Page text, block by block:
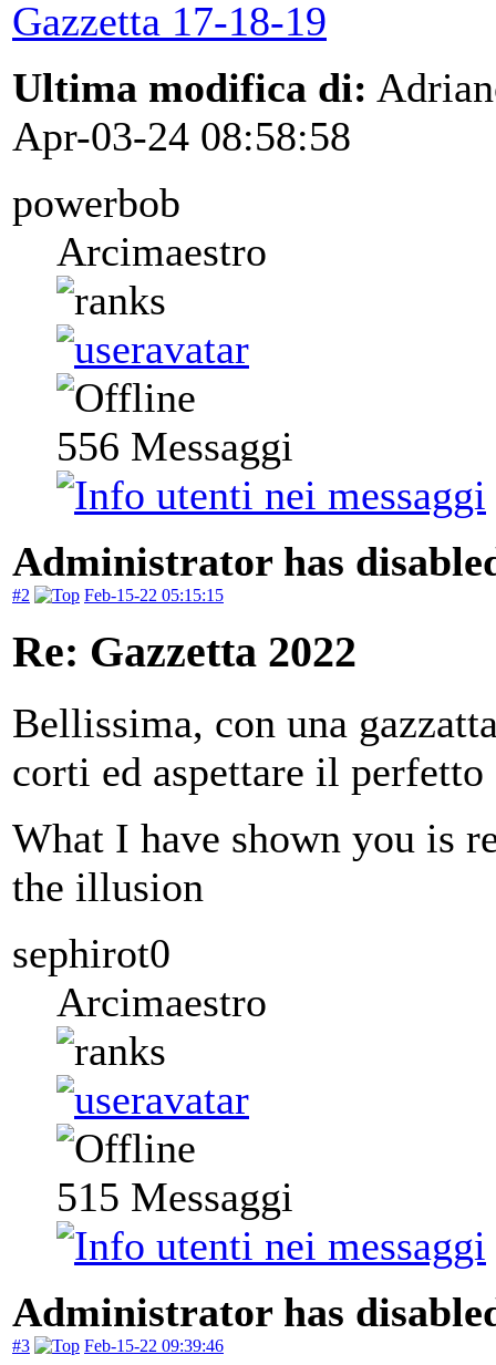
Gazzetta 17-18-19
Ultima modifica di:
Apr-03-24 08:58:58
powerbob
Arcimaestro
556 Messaggi
Administrator has
#2 Feb-15-22 05:15:15
Re: Gazzetta 2022
Bellissima, con una
corti ed aspettare il
What I have shown you is
the illusion
sephirot0
Arcimaestro
515 Messaggi
Administrator has
#3 Feb-15-22 09:39:46